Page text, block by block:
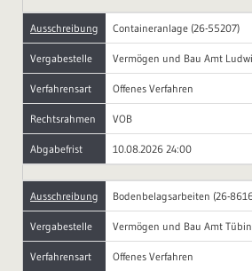
Ausschreibung Containeranlage (26-55207)
Vergabestelle Vermögen und Bau Amt
Verfahrensart Offenes Verfahren
Rechtsrahmen VOB
Abgabefrist 10.08.2026 24:00
Ausschreibung Bodenbelagsarbeiten (26-
Vergabestelle Vermögen und Bau Amt
Verfahrensart Offenes Verfahren